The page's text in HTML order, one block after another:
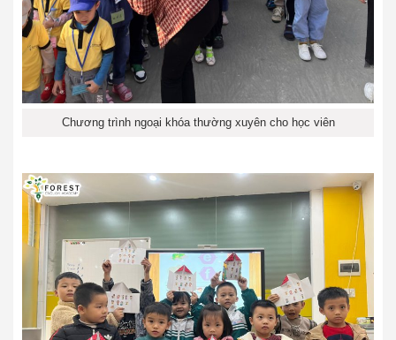
Chương trình ngoại khóa thường xuyên cho học viên